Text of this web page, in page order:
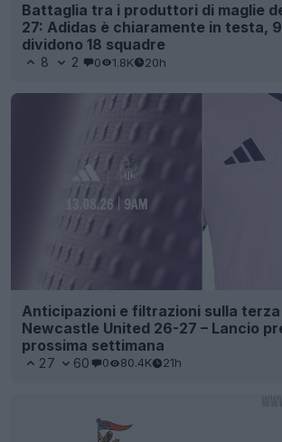
Battaglia tra i produttori di maglie
27: Adidas è chiaramente in testa,
dividono 18 squadre
8 2 0 1.8K 20h
Anticipazioni e filtrazioni sulla terza
Newcastle United 26-27 – Lancio
prossima settimana
27 60 0 80.4K 21h